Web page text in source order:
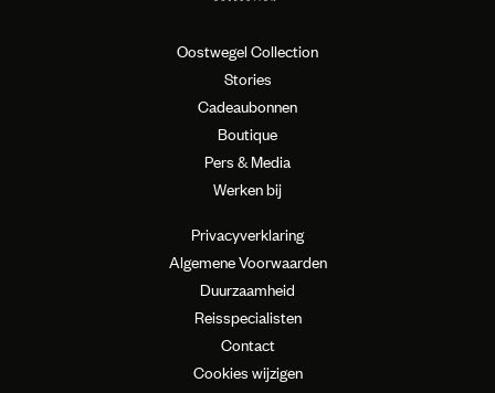
Oostwegel Collection
Stories
Cadeaubonnen
Boutique
Pers & Media
Werken bij
Privacyverklaring
Algemene Voorwaarden
Duurzaamheid
Reisspecialisten
Contact
Cookies wijzigen